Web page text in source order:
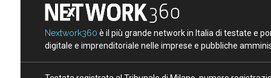
Nextwork360 è il più grande network in Italia di testate e
digitale e imprenditoriale nelle imprese e pubbliche